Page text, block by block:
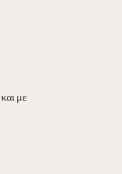
και με